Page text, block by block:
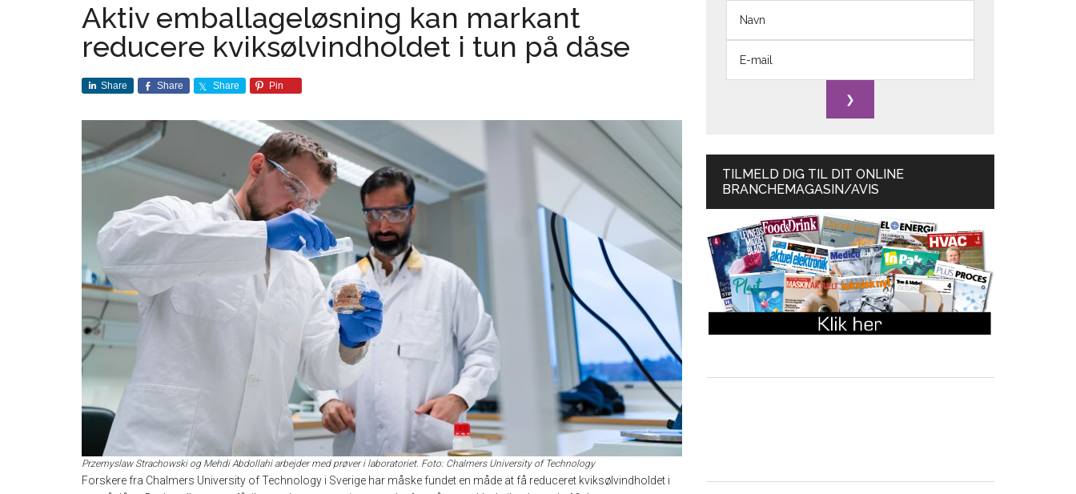
Aktiv emballageløsning kan markant
reducere kviksølvindholdet i tun på dåse
Share Share Share Pin
Przemyslaw Strachowski og Mehdi Abdollahi arbejder med prøver i laboratoriet. Foto: Chalmers University of Technology
Forskere fra Chalmers University of Technology i Sverige har måske fundet en måde at få reduceret kviksølvindholdet i
TILMELD DIG TIL DIT ONLINE
BRANCHEMAGASIN/AVIS